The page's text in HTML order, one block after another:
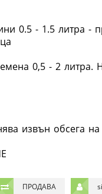
0.5 - 1.5 литра -
0,5 - 2
извън обсега на
ПРОДАВА